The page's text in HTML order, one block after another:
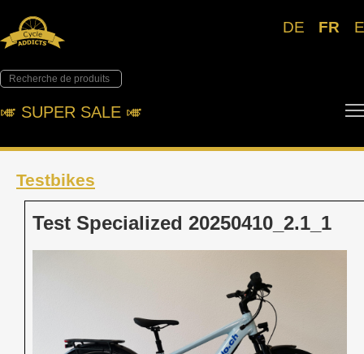
DE FR
🎺︎ SUPER SALE 🎺︎
Testbikes
Test Specialized 20250410_2.1_1